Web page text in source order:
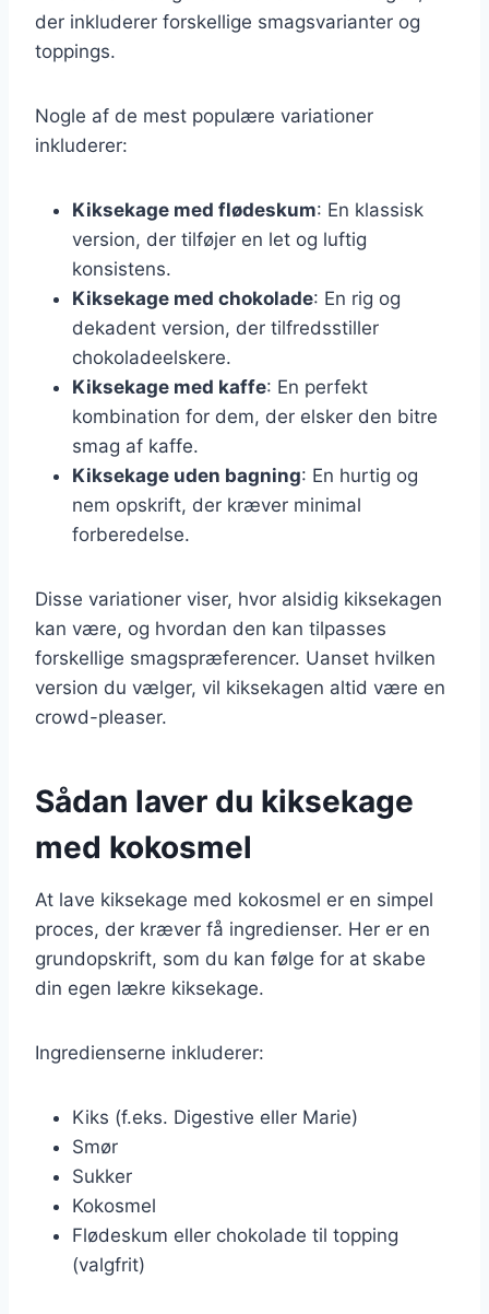
der inkluderer forskellige smagsvarianter og
toppings.
Nogle af de mest populære variationer
inkluderer:
Kiksekage med flødeskum: En klassisk
version, der tilføjer en let og luftig
konsistens.
Kiksekage med chokolade: En rig og
dekadent version, der tilfredsstiller
chokoladeelskere.
Kiksekage med kaffe: En perfekt
kombination for dem, der elsker den bitre
smag af kaffe.
Kiksekage uden bagning: En hurtig og
nem opskrift, der kræver minimal
forberedelse.
Disse variationer viser, hvor alsidig kiksekagen
kan være, og hvordan den kan tilpasses
forskellige smagspræferencer. Uanset hvilken
version du vælger, vil kiksekagen altid være en
crowd-pleaser.
Sådan laver du kiksekage
med kokosmel
At lave kiksekage med kokosmel er en simpel
proces, der kræver få ingredienser. Her er en
grundopskrift, som du kan følge for at skabe
din egen lækre kiksekage.
Ingredienserne inkluderer:
Kiks (f.eks. Digestive eller Marie)
Smør
Sukker
Kokosmel
Flødeskum eller chokolade til topping
(valgfrit)